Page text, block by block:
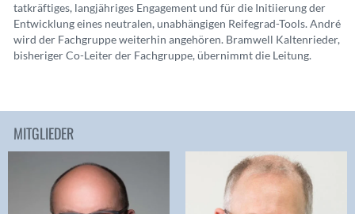
tatkräftiges, langjähriges Engagement und für die Initiierung der
Entwicklung eines neutralen, unabhängigen Reifegrad-Tools. André
wird der Fachgruppe weiterhin angehören. Bramwell Kaltenrieder,
bisheriger Co-Leiter der Fachgruppe, übernimmt die Leitung.
MITGLIEDER